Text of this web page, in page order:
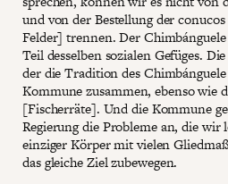
und von der Bestellung der
Felder] trennen. Der
Teil desselben sozialen Gefüges.
der die Tradition des
Kommune zusammen, ebenso wie
[Fischerräte]. Und die Kommune
Regierung die Probleme an, die wir
einziger Körper mit vielen
das gleiche Ziel zubewegen.